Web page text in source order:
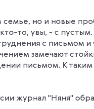
но и новые
то, увы, - с
с письмом и
замечают
письмом. К
журнал "Няня"